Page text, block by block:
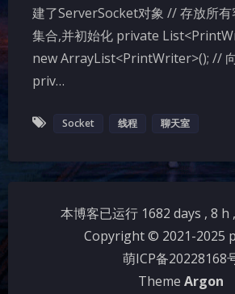
夜间模式
建了ServerSocket对象 // 存放所有
集合,并初始化 private
new ArrayList<PrintWriter>(); //
priv…
Socket 线程 聊天室
本博客已运行 1682 days , 8 h ,
Copyright © 2021-2025
萌ICP备20228168
Theme Argon